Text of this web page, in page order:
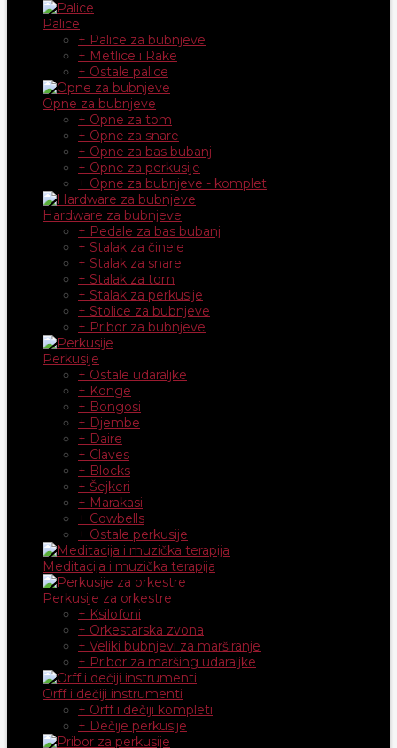
Palice
+ Palice za bubnjeve
+ Metlice i Rake
+ Ostale palice
Opne za bubnjeve
+ Opne za tom
+ Opne za snare
+ Opne za bas bubanj
+ Opne za perkusije
+ Opne za bubnjeve - komplet
Hardware za bubnjeve
+ Pedale za bas bubanj
+ Stalak za činele
+ Stalak za snare
+ Stalak za tom
+ Stalak za perkusije
+ Stolice za bubnjeve
+ Pribor za bubnjeve
Perkusije
+ Ostale udaraljke
+ Konge
+ Bongosi
+ Djembe
+ Daire
+ Claves
+ Blocks
+ Šejkeri
+ Marakasi
+ Cowbells
+ Ostale perkusije
Meditacija i muzička terapija
Perkusije za orkestre
+ Ksilofoni
+ Orkestarska zvona
+ Veliki bubnjevi za marširanje
+ Pribor za maršing udaraljke
Orff i dečiji instrumenti
+ Orff i dečiji kompleti
+ Dečije perkusije